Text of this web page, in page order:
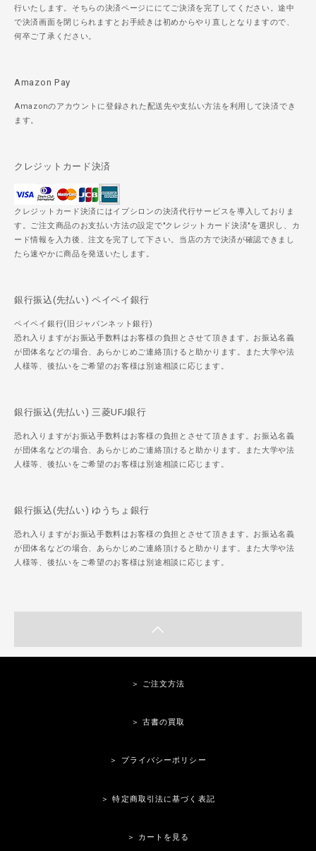
行いたします。そちらの決済ページににてご決済を完了してください。途中
で決済画面を閉じられますとお手続きは初めからやり直しとなりますので、
何卒ご了承ください。
Amazon Pay
Amazonのアカウントに登録された配送先や支払い方法を利用して決済でき
ます。
クレジットカード決済
クレジットカード決済にはイプシロンの決済代行サービスを導入しておりま
す。ご注文商品のお支払い方法の設定で"クレジットカード決済"を選択し、カ
ード情報を入力後、注文を完了して下さい。当店の方で決済が確認できまし
たら速やかに商品を発送いたします。
銀行振込(先払い) ペイペイ銀行
ペイペイ銀行(旧ジャパンネット銀行)
恐れ入りますがお振込手数料はお客様の負担とさせて頂きます。お振込名義
が団体名などの場合、あらかじめご連絡頂けると助かります。また大学や法
人様等、後払いをご希望のお客様は別途相談に応じます。
銀行振込(先払い) 三菱UFJ銀行
恐れ入りますがお振込手数料はお客様の負担とさせて頂きます。お振込名義
が団体名などの場合、あらかじめご連絡頂けると助かります。また大学や法
人様等、後払いをご希望のお客様は別途相談に応じます。
銀行振込(先払い) ゆうちょ銀行
恐れ入りますがお振込手数料はお客様の負担とさせて頂きます。お振込名義
が団体名などの場合、あらかじめご連絡頂けると助かります。また大学や法
人様等、後払いをご希望のお客様は別途相談に応じます。
＞ ご注文方法
＞ 古書の買取
＞ プライバシーポリシー
＞ 特定商取引法に基づく表記
＞ カートを見る